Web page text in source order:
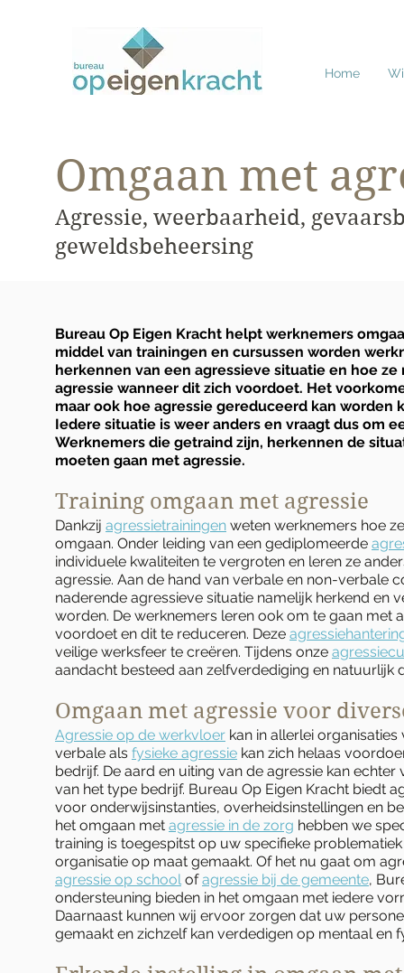
Home
Omgaan met
Agressie, weerbaarheid,
geweldsbeheersing
Bureau Op Eigen Kracht helpt werknemers
middel van trainingen en cursussen worden
herkennen van een agressieve situatie en hoe
agressie wanneer dit zich voordoet. Het
maar ook hoe agressie gereduceerd kan worden
Iedere situatie is weer anders en vraagt dus om
Werknemers die getraind zijn, herkennen de
moeten gaan met agressie.
Training omgaan met agressie
Dankzij agressietrainingen weten werknemers hoe
omgaan. Onder leiding van een gediplomeerde
individuele kwaliteiten te vergroten en leren ze
agressie. Aan de hand van verbale en non-verbale
naderende agressieve situatie namelijk herkend en
worden. De werknemers leren ook om te gaan met
voordoet en dit te reduceren. Deze
veilige werksfeer te creëren. Tijdens onze
aandacht besteed aan zelfverdediging en natuurlijk
Omgaan met agressie voor
Agressie op de werkvloer kan in allerlei
verbale als fysieke agressie kan zich helaas
bedrijf. De aard en uiting van de agressie kan echter
van het type bedrijf. Bureau Op Eigen Kracht biedt
voor onderwijsinstanties, overheidsinstellingen en
het omgaan met agressie in de zorg hebben we
training is toegespitst op uw specifieke
organisatie op maat gemaakt. Of het nu gaat om
agressie op schoolofagressie bij de gemeente,
ondersteuning bieden in het omgaan met iedere
Daarnaast kunnen wij ervoor zorgen dat uw
gemaakt en zichzelf kan verdedigen op mentaal en